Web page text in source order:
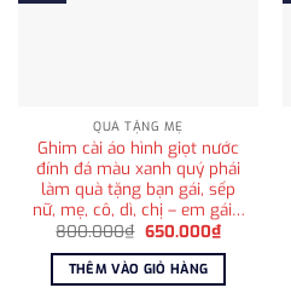
QUÀ TẶNG MẸ
Ghim cài áo hình giọt nước
đính đá màu xanh quý phái
làm quà tặng bạn gái, sếp
nữ, mẹ, cô, dì, chị – em gái…
800.000₫ Giá
là:
800.000₫.
650.000₫Giá
hiện
tại
650.000₫.
THÊM VÀO GIỎ HÀNG